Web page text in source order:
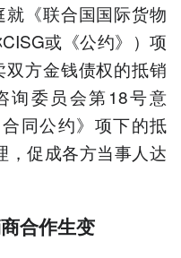
《联合国国际货物
或《公约》）项
方金钱债权的抵销
询委员会第18号意
同公约》项下的抵
，促成各方当事人达
合作生变